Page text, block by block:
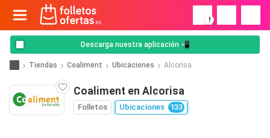
!
Descarga nuestra aplicación 📲
Tiendas Coaliment Ubicaciones Alcorisa
Coaliment en Alcorisa
Folletos Ubicaciones 133